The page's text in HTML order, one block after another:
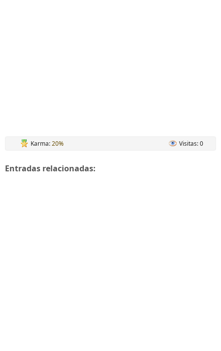
Karma:20% Visitas: 0
Entradas relacionadas: